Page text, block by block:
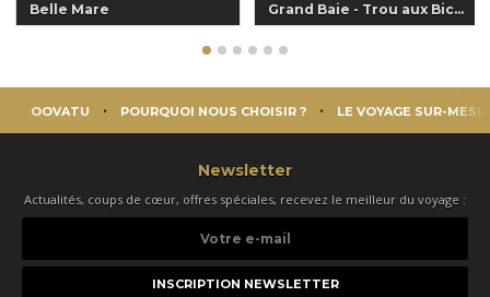
Belle Mare Grand Baie - Trou aux Biches
OOVATU POURQUOI NOUS CHOISIR ? LE VOYAGE SUR-
Newsletter
Actualités, coups de cœur, offres spéciales, recevez le meilleur du voyage :
e-